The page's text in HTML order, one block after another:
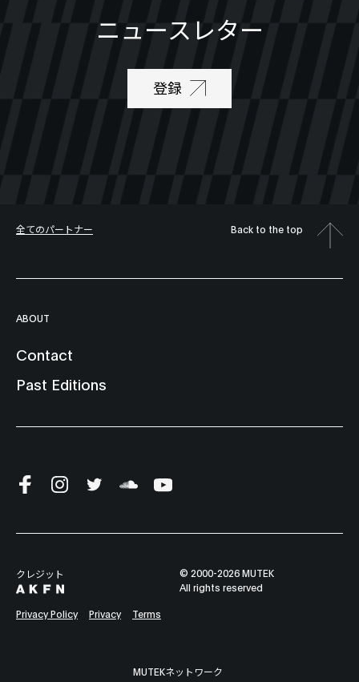
ニュースレター
登録
全てのパートナー Back to the top
ABOUT
Contact
Past Editions
クレジット
© 2000-2026 MUTEK
All rights reserved
Privacy Policy Privacy Terms
MUTEKネットワーク